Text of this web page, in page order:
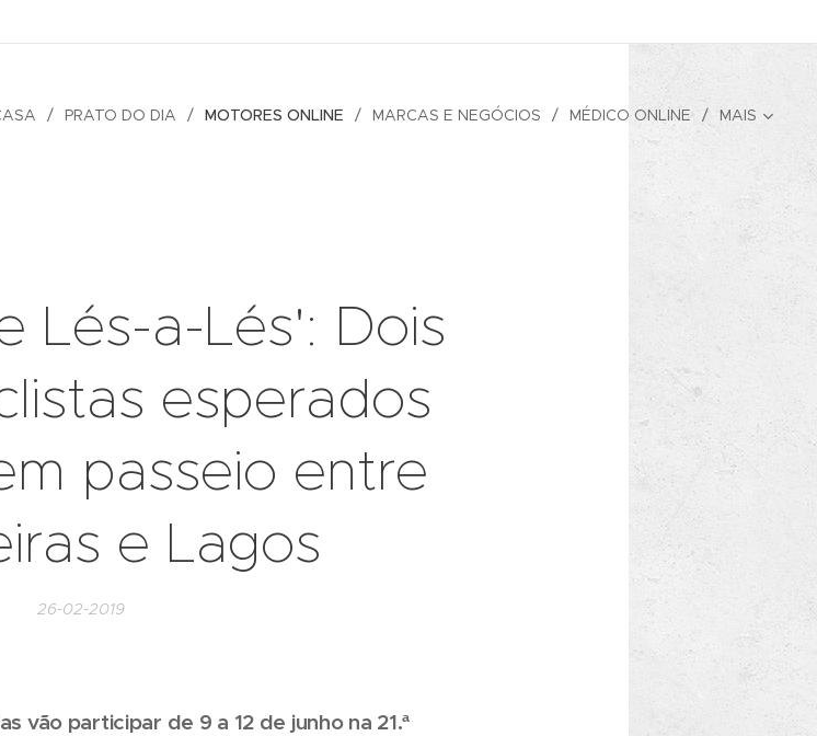
PRATO DO DIA MOTORES ONLINE MARCAS E NEGÓCIOS MÉDICO ONLINE MAIS
Lés-a-Lés': Dois
esperados
passeio entre
e Lagos
26-02-2019
vão participar de 9 a 12 de junho na 21.ª